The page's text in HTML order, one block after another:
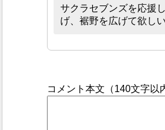
サクラセブンズを応援
げ、裾野を広げて欲し
コメント本文（140文字以